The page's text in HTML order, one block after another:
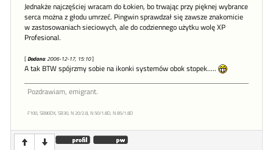
Jednakże najczęściej wracam do Łokien, bo trwając przy pięknej wybrance
serca można z głodu umrzeć. Pingwin sprawdzał się zawsze znakomicie
w zastosowaniach sieciowych, ale do codziennego użytku wolę XP
Profesional.
[ Dodano: 2006-12-17, 15:10]
A tak BTW spójrzmy sobie na ikonki systemów obok stopek.....
Pozdrawiam, emigrant.
F100, SB80DX, SB30, N 20/2.8, N 50/1.8D, N 85/1.8D